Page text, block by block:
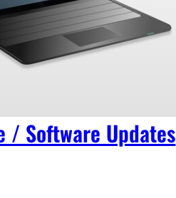
/ Software Updates